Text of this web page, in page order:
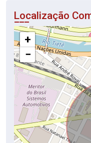
Localização
+
−